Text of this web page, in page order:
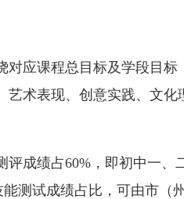
应课程总目标及学段目标
术表现、创意实践、文化
成绩占60%，即初中一、
测试成绩占比，可由市（